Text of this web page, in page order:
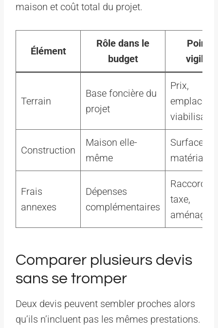
maison et coût total du projet.
Élément
Rôle dans le
budget
Point
Terrain
Base foncière du
projet
Prix,
Construction
Maison elle-
même
Surface,
matériaux
Frais
annexes
Dépenses
complémentaires
taxe,
Comparer plusieurs devis
sans se tromper
Deux devis peuvent sembler proches alors
qu’ils n’incluent pas les mêmes prestations.